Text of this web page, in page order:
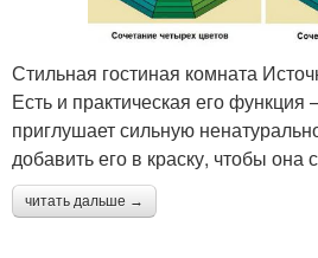
Стильная гостиная комната
Есть и практическая его функция
приглушает сильную
добавить его в краску, чтобы она
читать дальше →